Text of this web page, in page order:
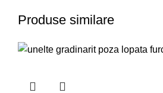
Produse similare